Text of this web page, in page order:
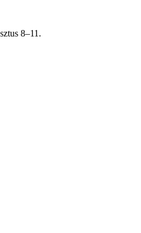
8–11.